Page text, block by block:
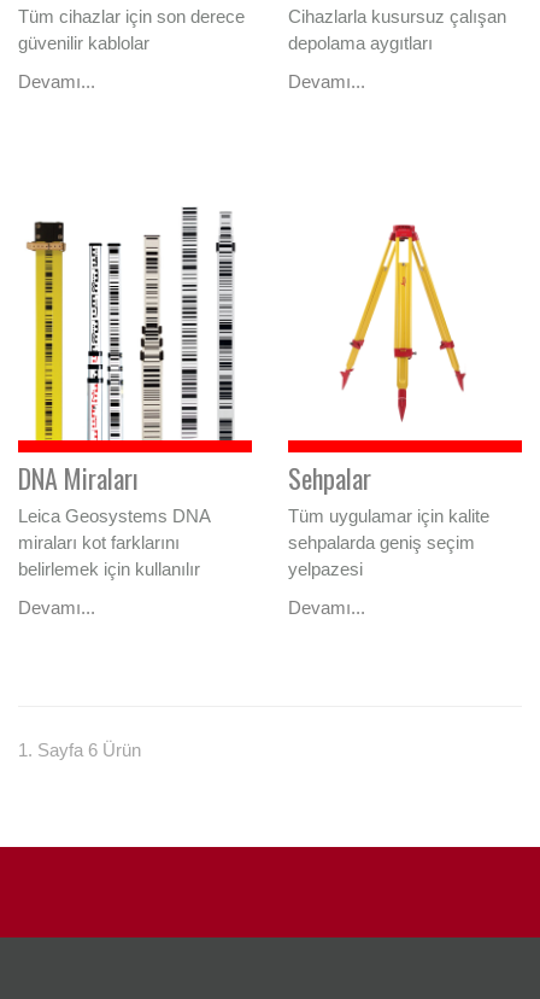
Tüm cihazlar için son derece
güvenilir kablolar
Devamı...
Cihazlarla kusursuz çalışan
depolama aygıtları
Devamı...
DNA Miraları
Leica Geosystems DNA
miraları kot farklarını
belirlemek için kullanılır
Devamı...
Sehpalar
Tüm uygulamar için kalite
sehpalarda geniş seçim
yelpazesi
Devamı...
1. Sayfa 6 Ürün